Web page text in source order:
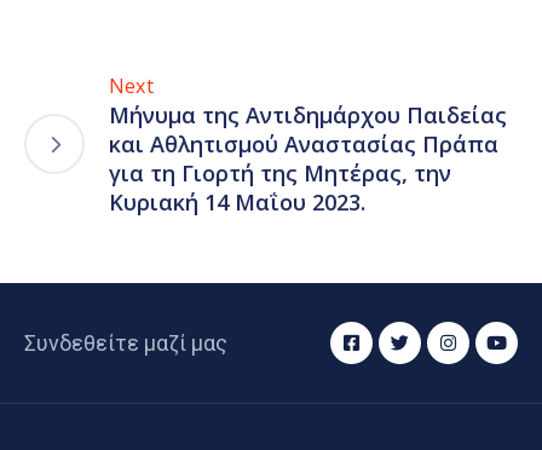
Next
Μήνυμα της Αντιδημάρχου Παιδείας
και Αθλητισμού Αναστασίας Πράπα
για τη Γιορτή της Μητέρας, την
Κυριακή 14 Μαΐου 2023.
Συνδεθείτε μαζί μας